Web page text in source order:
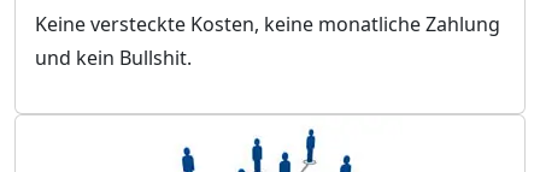
Keine versteckte Kosten, keine monatliche Zahlung
und kein Bullshit.